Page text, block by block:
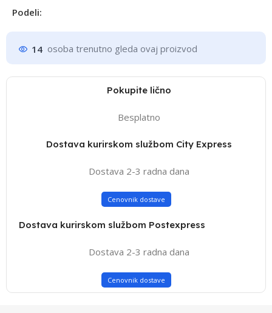
Podeli:
14 osoba trenutno gleda ovaj proizvod
Pokupite lično
Besplatno
Dostava kurirskom službom City Express
Dostava 2-3 radna dana
Cenovnik dostave
Dostava kurirskom službom Postexpress
Dostava 2-3 radna dana
Cenovnik dostave